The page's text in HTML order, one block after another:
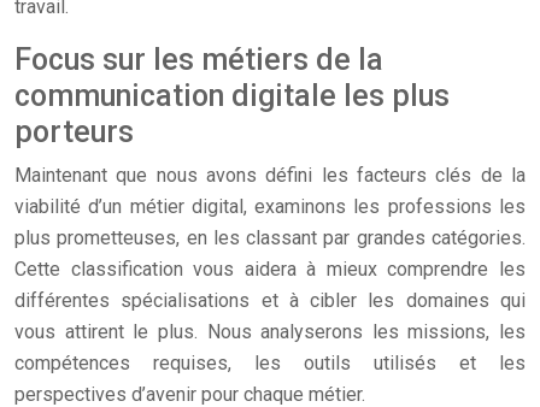
travail.
Focus sur les métiers de la
communication digitale les plus
porteurs
Maintenant que nous avons défini les facteurs clés de la
viabilité d’un métier digital, examinons les professions les
plus prometteuses, en les classant par grandes catégories.
Cette classification vous aidera à mieux comprendre les
différentes spécialisations et à cibler les domaines qui
vous attirent le plus. Nous analyserons les missions, les
compétences requises, les outils utilisés et les
perspectives d’avenir pour chaque métier.